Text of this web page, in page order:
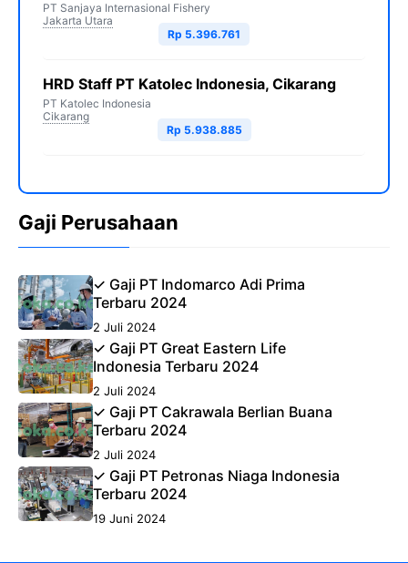
PT Sanjaya Internasional Fishery
Jakarta Utara
Rp 5.396.761
HRD Staff PT Katolec Indonesia, Cikarang
PT Katolec Indonesia
Cikarang
Rp 5.938.885
Gaji Perusahaan
✓ Gaji PT Indomarco Adi Prima
Terbaru 2024
2 Juli 2024
✓ Gaji PT Great Eastern Life
Indonesia Terbaru 2024
2 Juli 2024
✓ Gaji PT Cakrawala Berlian Buana
Terbaru 2024
2 Juli 2024
✓ Gaji PT Petronas Niaga Indonesia
Terbaru 2024
19 Juni 2024